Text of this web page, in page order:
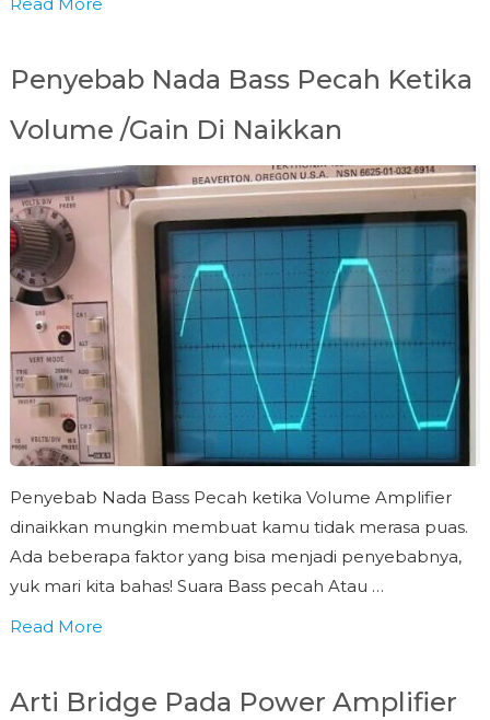
Penyebab Nada Bass Pecah Ketika
Volume /Gain Di Naikkan
Penyebab Nada Bass Pecah ketika Volume Amplifier
dinaikkan mungkin membuat kamu tidak merasa puas.
Ada beberapa faktor yang bisa menjadi penyebabnya,
yuk mari kita bahas! Suara Bass pecah Atau …
Read More
Arti Bridge Pada Power Amplifier